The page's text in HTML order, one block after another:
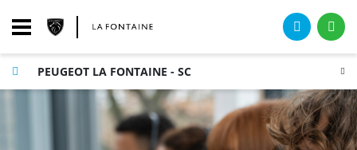
PEUGEOT LA FONTAINE - SC